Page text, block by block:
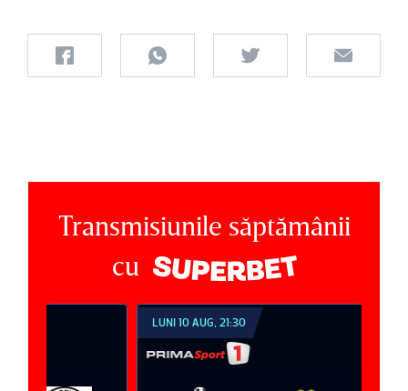
Transmisiunile săptămânii
cu
LUNI 10 AUG, 21:30